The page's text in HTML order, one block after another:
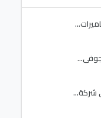
شركة...